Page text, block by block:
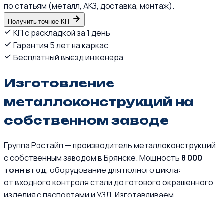
по статьям (металл, АКЗ, доставка, монтаж).
Получить точное КП
КП с раскладкой за 1 день
Гарантия 5 лет на каркас
Бесплатный выезд инженера
Изготовление
металлоконструкций на
собственном заводе
Группа Ростайп — производитель металлоконструкций
с собственным заводом в Брянске. Мощность 8 000
тонн в год, оборудование для полного цикла:
от входного контроля стали до готового окрашенного
изделия с паспортами и УЗД. Изготавливаем